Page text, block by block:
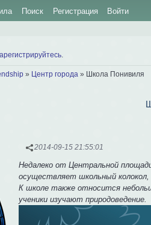
Поиск Регистрация Войти
» Центр города » Школа Понивиля
2014-09-15 21:55:01
Недалеко от Центральной
осуществляет школьный колокол,
К школе также относится
ученики изучают природоведение.